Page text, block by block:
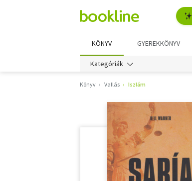
KÖNYV GYEREKKÖNYV
Kategóriák
Könyv Vallás Iszlám